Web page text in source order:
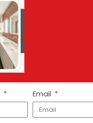
Email